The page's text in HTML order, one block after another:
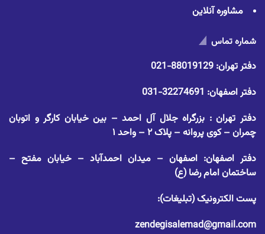
مشاوره آنلاین
شماره تماس
دفتر تهران: 88019129-021
دفتر اصفهان: 32274691-031
دفتر تهران : بزرگراه جلال آل احمد – بین خیابان کارگر و اتوبان
چمران – کوی پروانه – پلاک ۲ – واحد ۱
دفتر اصفهان: اصفهان – میدان احمدآباد – خیابان مفتح –
ساختمان امام رضا (ع)
پست الکترونیک (تبلیغات):
zendegisalemad@gmail.com